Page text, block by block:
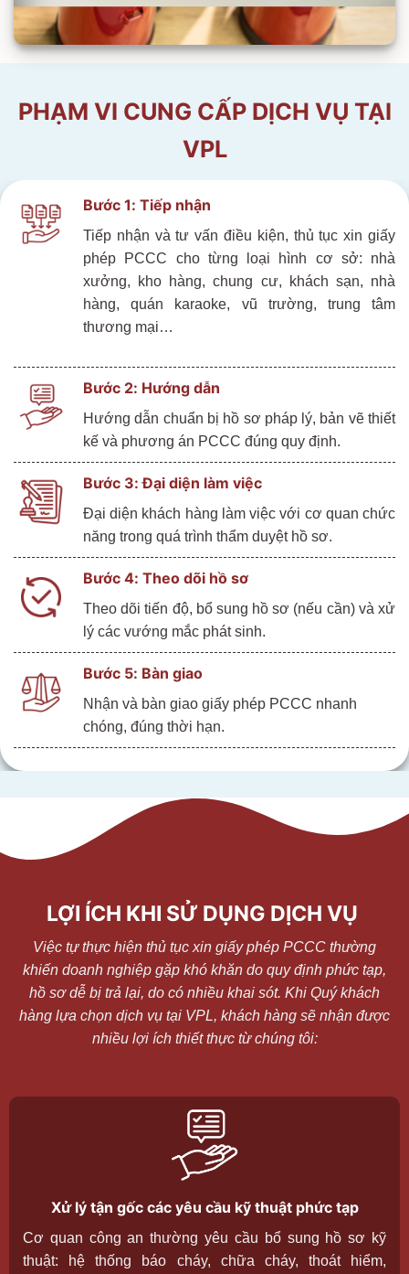
PHẠM VI CUNG CẤP DỊCH VỤ TẠI
VPL
Bước 1: Tiếp nhận
Tiếp nhận và tư vấn điều kiện, thủ tục xin giấy
phép PCCC cho từng loại hình cơ sở: nhà
xưởng, kho hàng, chung cư, khách sạn, nhà
hàng, quán karaoke, vũ trường, trung tâm
thương mại…
Bước 2: Hướng dẫn
Hướng dẫn chuẩn bị hồ sơ pháp lý, bản vẽ thiết
kế và phương án PCCC đúng quy định.
Bước 3: Đại diện làm việc
Đại diện khách hàng làm việc với cơ quan chức
năng trong quá trình thẩm duyệt hồ sơ.
Bước 4: Theo dõi hồ sơ
Theo dõi tiến độ, bổ sung hồ sơ (nếu cần) và xử
lý các vướng mắc phát sinh.
Bước 5: Bàn giao
Nhận và bàn giao giấy phép PCCC nhanh
chóng, đúng thời hạn.
LỢI ÍCH KHI SỬ DỤNG DỊCH VỤ
Việc tự thực hiện thủ tục xin giấy phép PCCC thường
khiến doanh nghiệp gặp khó khăn do quy định phức tạp,
hồ sơ dễ bị trả lại, do có nhiều khai sót. Khi Quý khách
hàng lựa chọn dịch vụ tại VPL, khách hàng sẽ nhận được
nhiều lợi ích thiết thực từ chúng tôi:
Xử lý tận gốc các yêu cầu kỹ thuật phức tạp
Cơ quan công an thường yêu cầu bổ sung hồ sơ kỹ
thuật: hệ thống báo cháy, chữa cháy, thoát hiểm,